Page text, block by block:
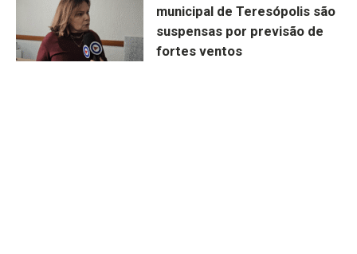
municipal de Teresópolis são
suspensas por previsão de
fortes ventos